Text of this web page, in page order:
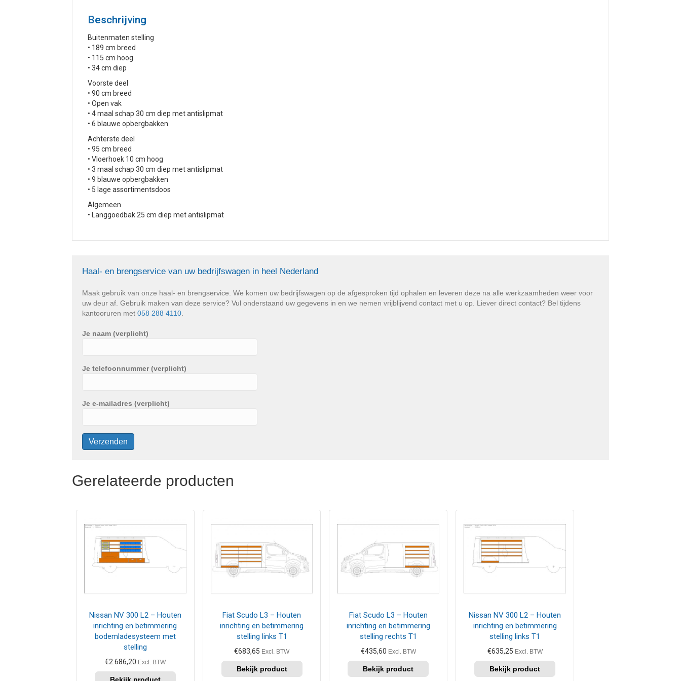
Beschrijving
Buitenmaten stelling
• 189 cm breed
• 115 cm hoog
• 34 cm diep
Voorste deel
• 90 cm breed
• Open vak
• 4 maal schap 30 cm diep met antislipmat
• 6 blauwe opbergbakken
Achterste deel
• 95 cm breed
• Vloerhoek 10 cm hoog
• 3 maal schap 30 cm diep met antislipmat
• 9 blauwe opbergbakken
• 5 lage assortimentsdoos
Algemeen
• Langgoedbak 25 cm diep met antislipmat
Haal- en brengservice van uw bedrijfswagen in heel Nederland
Maak gebruik van onze haal- en brengservice. We komen uw bedrijfswagen op de afgesproken tijd ophalen en leveren deze na alle werkzaamheden weer voor
uw deur af. Gebruik maken van deze service? Vul onderstaand uw gegevens in en we nemen vrijblijvend contact met u op. Liever direct contact? Bel tijdens
kantooruren met 058 288 4110
Je naam (verplicht)
Je telefoonnummer (verplicht)
Je e-mailadres (verplicht)
Gerelateerde producten
Nissan NV 300 L2 – Houten
inrichting en betimmering
bodemladesysteem met
stelling
€2.686,20 Excl. BTW
Fiat Scudo L3 – Houten
inrichting en betimmering
stelling links T1
€683,65 Excl. BTW
Fiat Scudo L3 – Houten
inrichting en betimmering
stelling rechts T1
€435,60 Excl. BTW
Nissan NV 300 L2 – Houten
inrichting en betimmering
stelling links T1
€635,25 Excl. BTW